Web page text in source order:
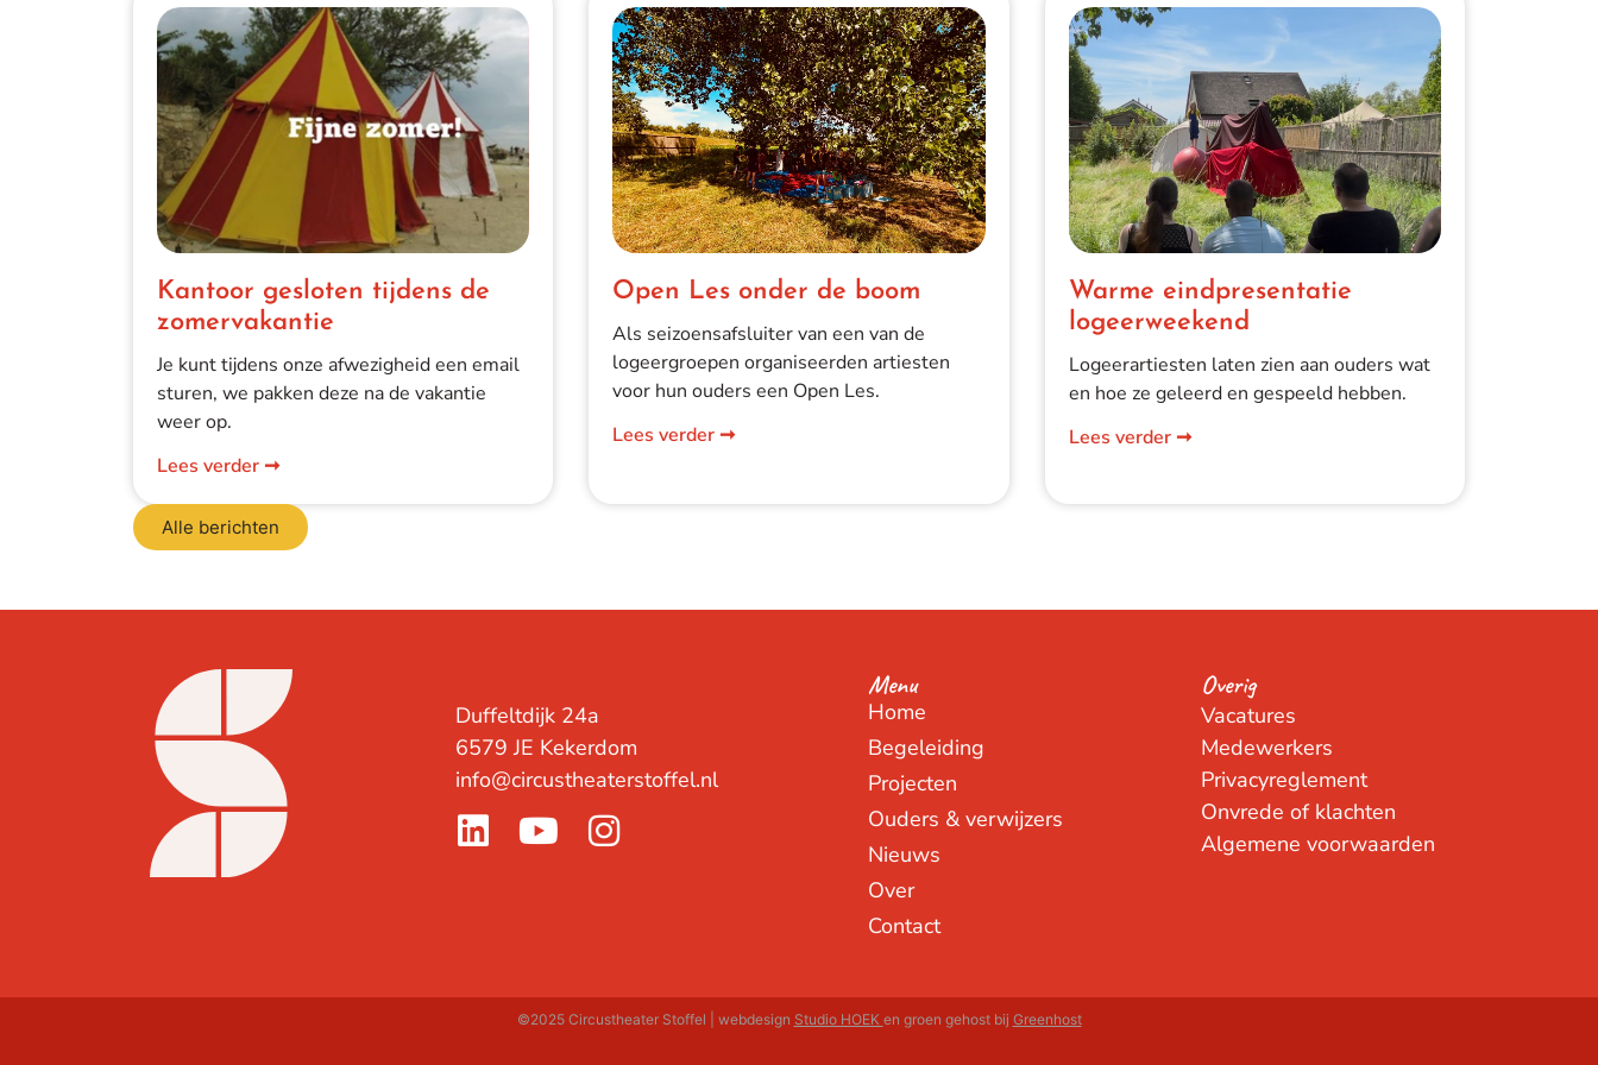
Kantoor gesloten tijdens de
zomervakantie
Je kunt tijdens onze afwezigheid een email
sturen, we pakken deze na de vakantie
weer op.
Lees verder ➞
Open Les onder de boom
Als seizoensafsluiter van een van de
logeergroepen organiseerden artiesten
voor hun ouders een Open Les.
Lees verder ➞
Warme eindpresentatie
logeerweekend
Logeerartiesten laten zien aan ouders wat
en hoe ze geleerd en gespeeld hebben.
Lees verder ➞
Alle berichten
Duffeltdijk 24a
6579 JE Kekerdom
info@circustheaterstoffel.nl
Menu
Home
Begeleiding
Projecten
Ouders & verwijzers
Nieuws
Over
Contact
Overig
Vacatures
Medewerkers
Privacyreglement
Onvrede of klachten
Algemene voorwaarden
©2025 Circustheater Stoffel | webdesign Studio HOEK en groen gehost bij Greenhost